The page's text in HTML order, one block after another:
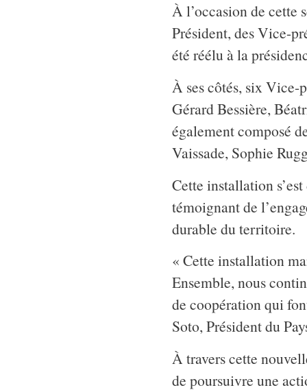
À l’occasion de cette
Président, des Vice-
été réélu à la
À ses côtés, six Vice-
Gérard Bessière,
également composé
Vaissade, Sophie
Cette installation
témoignant de
durable du territoire.
« Cette installation
Ensemble, nous
de coopération qui
Soto, Président du
À travers cette
de poursuivre une